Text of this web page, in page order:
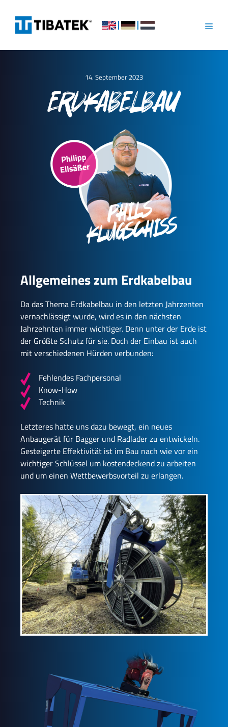
content
14. September 2023
ERDKABELBAU
Allgemeines zum Erdkabelbau
Da das Thema Erdkabelbau in den letzten Jahrzenten
vernachlässigt wurde, wird es in den nächsten
Jahrzehnten immer wichtiger. Denn unter der Erde ist
der Größte Schutz für sie. Doch der Einbau ist auch
mit verschiedenen Hürden verbunden:
Fehlendes Fachpersonal
Know-How
Technik
Letzteres hatte uns dazu bewegt, ein neues
Anbaugerät für Bagger und Radlader zu entwickeln.
Gesteigerte Effektivität ist im Bau nach wie vor ein
wichtiger Schlüssel um kostendeckend zu arbeiten
und um einen Wettbewerbsvorteil zu erlangen.